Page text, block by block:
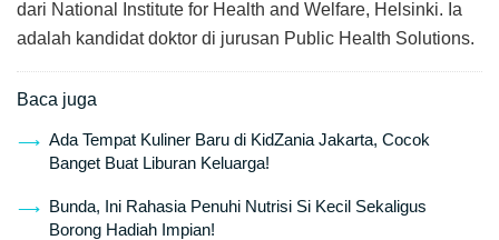
dari National Institute for Health and Welfare, Helsinki. Ia
adalah kandidat doktor di jurusan Public Health Solutions.
Baca juga
Ada Tempat Kuliner Baru di KidZania Jakarta, Cocok
Banget Buat Liburan Keluarga!
Bunda, Ini Rahasia Penuhi Nutrisi Si Kecil Sekaligus
Borong Hadiah Impian!